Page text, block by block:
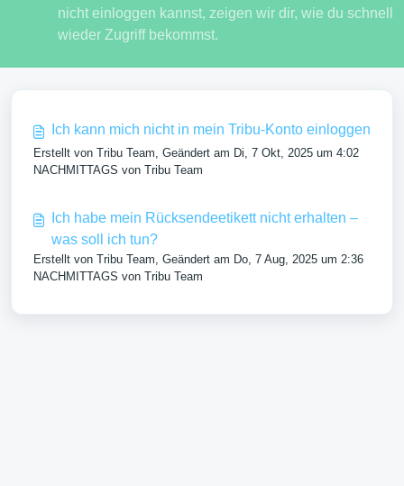
nicht einloggen kannst, zeigen wir dir, wie du schnell
wieder Zugriff bekommst.
Ich kann mich nicht in mein Tribu-Konto einloggen
Erstellt von Tribu Team, Geändert am Di, 7 Okt, 2025 um 4:02
NACHMITTAGS von Tribu Team
Ich habe mein Rücksendeetikett nicht erhalten –
was soll ich tun?
Erstellt von Tribu Team, Geändert am Do, 7 Aug, 2025 um 2:36
NACHMITTAGS von Tribu Team